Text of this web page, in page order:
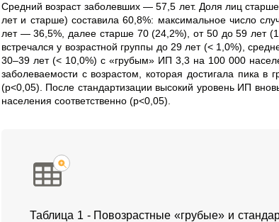
Средний возраст заболевших — 57,5 лет. Доля лиц
лет и старше) составила 60,8%: максимальное число
лет — 36,5%, далее старше 70 (24,2%), от 50 до 59 лет
встречался у возрастной группы до 29 лет (< 1,0%),
30–39 лет (< 10,0%) с «грубым» ИП 3,3 на 100 000
заболеваемости с возрастом, которая достигала пика
(р<0,05). После стандартизации высокий уровень ИП
населения соответственно (р<0,05).
Таблица 1 - Повозрастные «грубые» и